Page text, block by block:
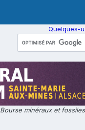
Quelques-
Bourse minéraux et